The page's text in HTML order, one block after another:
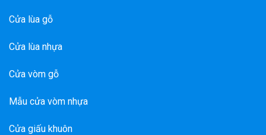
Cửa lùa gỗ
Cửa lùa nhựa
Cửa vòm gỗ
Mẫu cửa vòm nhựa
Cửa giấu khuôn